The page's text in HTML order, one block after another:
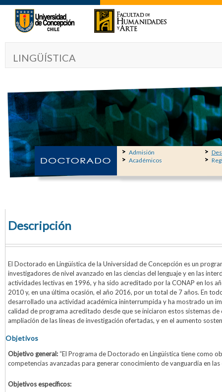
LINGÜÍSTICA
Admisión
Académicos
Descripción
El Doctorado en Lingüística de la Universidad de Concepción es un
investigadores de nivel avanzado en las ciencias del lenguaje y en las
actividades lectivas en 1996, y ha sido acreditado por la CONAP en los
2010 y, en una última ocasión, el año 2016, por un total de 7 años. En
desarrollado una actividad académica ininterrumpida y ha mostrado un
calidad de programa acreditado desde que se iniciaron estos sistemas
ampliación de las líneas de investigación ofertadas, y en el aumento
Objetivos
Objetivo general: “El Programa de Doctorado en Lingüística tiene como
competencias avanzadas para generar conocimiento de vanguardia en las
Objetivos específicos: